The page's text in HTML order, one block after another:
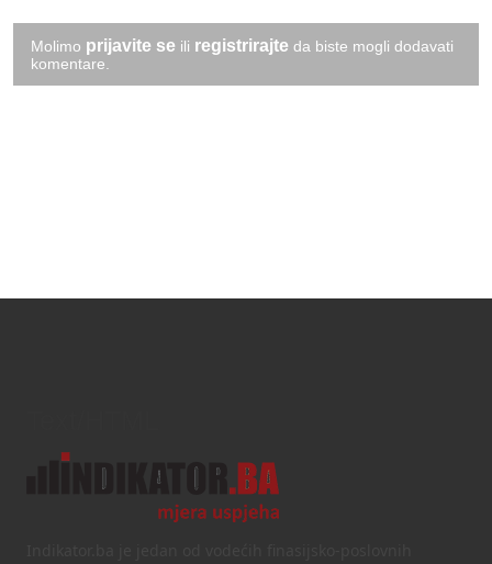
Molimo prijavite se ili registrirajte da biste mogli dodavati
komentare.